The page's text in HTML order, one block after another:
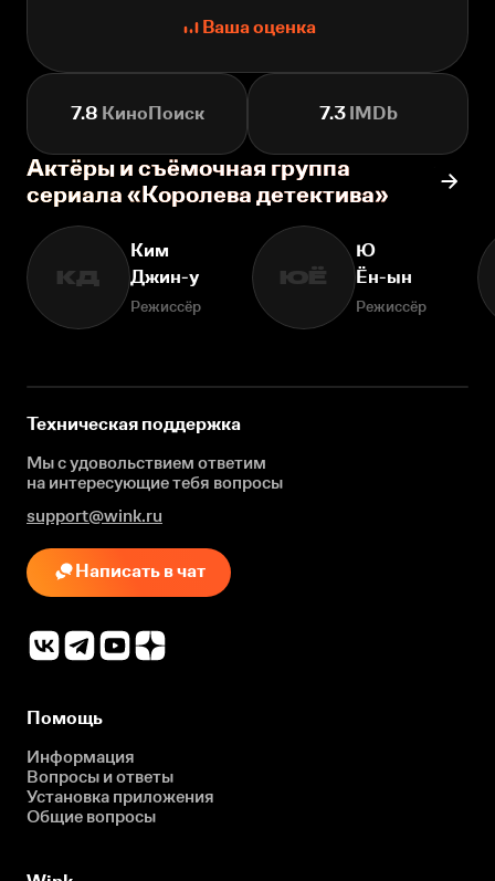
Ваша оценка
7.8 КиноПоиск 7.3IMDb
Актёры и съёмочная группа
сериала «Королева детектива»
КД
Ким
Джин-у
Режиссёр
ЮЁ
Ю
Ён-ын
Режиссёр
Техническая поддержка
Мы с удовольствием ответим
на интересующиетебя вопросы
support@wink.ru
Написать в чат
Помощь
Информация
Вопросы и ответы
Установка приложения
Общие вопросы